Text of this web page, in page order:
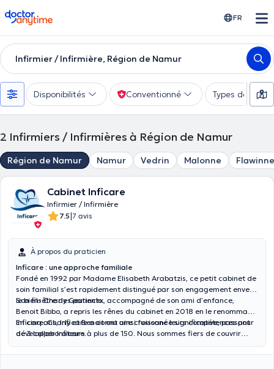
doctoranytime FR
Infirmier / Infirmière, Région de Namur
Disponibilités Conventionné Types de
2 Infirmiers / Infirmières à Région de Namur
Région de Namur Namur Vedrin Malonne Flawinne
Cabinet Inficare
Infirmier / Infirmière
7.5|7 avis
À propos du praticien
Inficare : une approche familiale
Fondé en 1992 par Madame Elisabeth Arabatzis, ce petit cabinet de
soin familial s’est rapidement distingué par son engagement envers
le bien-être des patients.
Son fils Charly Geurinckx, accompagné de son ami d’enfance,
Benoit Bibbo, a repris les rênes du cabinet en 2018 en le renommant
Inficare. Charly et Benoit ont ainsi fusionné leurs compétences pour
développer Inficare.
En cinq ans, Inficare a connu une croissance significative, passant
de 3 collaborateurs à plus de 150. Nous sommes fiers de couvrir
Liège. Nous intervenons aussi au sein de la région de Bruxelles.